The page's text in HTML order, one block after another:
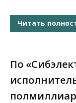
Читать
По